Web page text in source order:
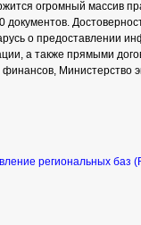
огромный массив
о предоставлении
а также прямыми
Министерство
региональных баз